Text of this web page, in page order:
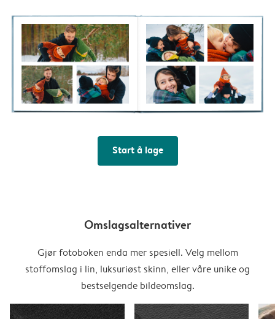
Start å lage
Omslagsalternativer
Gjør fotoboken enda mer spesiell. Velg mellom
stoffomslag i lin, luksuriøst skinn, eller våre unike og
bestselgende bildeomslag.